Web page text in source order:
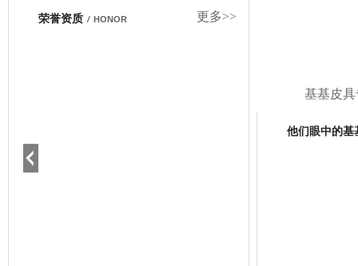
基基皮
更多>>
荣誉资质 / HONOR
他们眼中的基